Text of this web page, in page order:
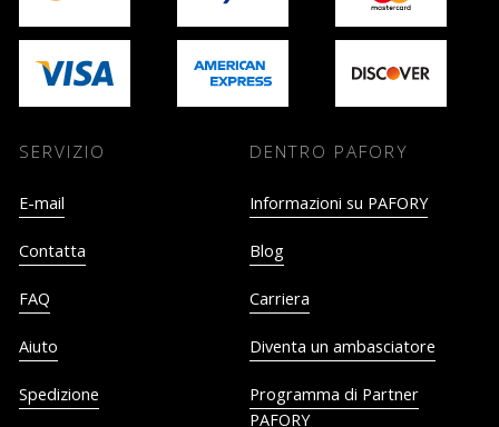
SERVIZIO
E-mail
Contatta
FAQ
Aiuto
Spedizione
DENTRO PAFORY
Informazioni su PAFORY
Blog
Carriera
Diventa un ambasciatore
Programma di Partner
PAFORY